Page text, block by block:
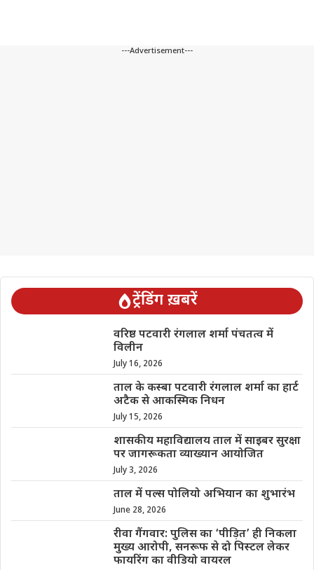
---Advertisement---
ट्रेंडिंग ख़बरें
वरिष्ठ पटवारी रंगलाल शर्मा पंचतत्व में
विलीन
July 16, 2026
ताल के कस्बा पटवारी रंगलाल शर्मा का हार्ट
अटैक से आकस्मिक निधन
July 15, 2026
शासकीय महाविद्यालय ताल में साइबर सुरक्षा
पर जागरूकता व्याख्यान आयोजित
July 3, 2026
ताल में पल्स पोलियो अभियान का शुभारंभ
June 28, 2026
रीवा गैंगवार: पुलिस का ‘पीड़ित’ ही निकला
मुख्य आरोपी, सनरूफ से दो पिस्टल लेकर
फायरिंग का वीडियो वायरल